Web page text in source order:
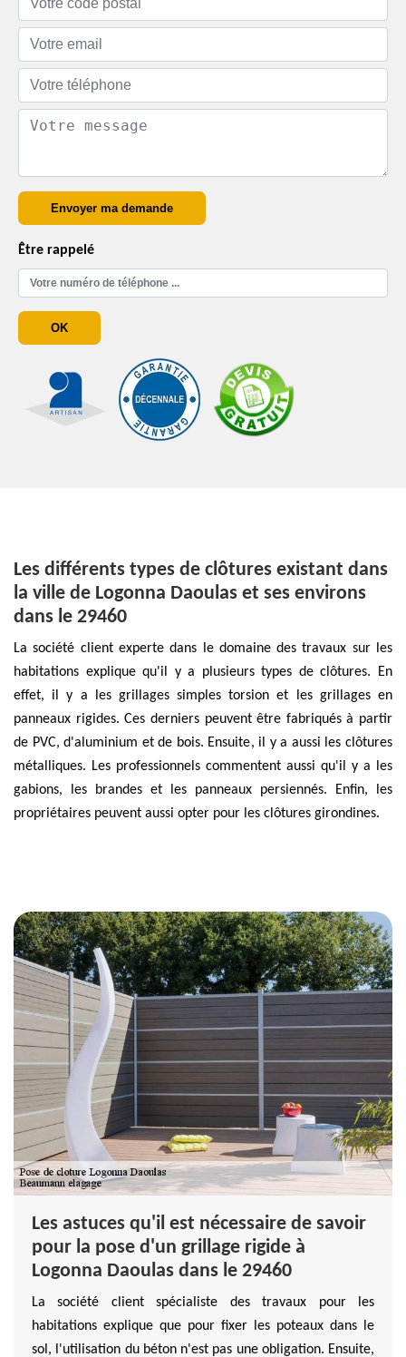
Être rappelé
Les différents types de clôtures existant dans
la ville de Logonna Daoulas et ses environs
dans le 29460
La société client experte dans le domaine des travaux sur les
habitations explique qu'il y a plusieurs types de clôtures. En
effet, il y a les grillages simples torsion et les grillages en
panneaux rigides. Ces derniers peuvent être fabriqués à partir
de PVC, d'aluminium et de bois. Ensuite, il y a aussi les clôtures
métalliques. Les professionnels commentent aussi qu'il y a les
gabions, les brandes et les panneaux persiennés. Enfin, les
propriétaires peuvent aussi opter pour les clôtures girondines.
Les astuces qu'il est nécessaire de savoir
pour la pose d'un grillage rigide à
Logonna Daoulas dans le 29460
La société client spécialiste des travaux pour les
habitations explique que pour fixer les poteaux dans le
sol, l'utilisation du béton n'est pas une obligation. Ensuite,